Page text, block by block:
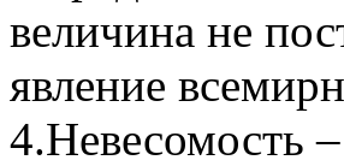
величина не
явление
4.Невесомость